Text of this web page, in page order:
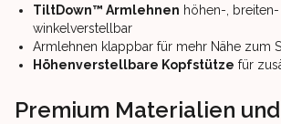
TiltDown™ Armlehnen höhen-, breiten-
winkelverstellbar
Armlehnen klappbar für mehr Nähe zum
Höhenverstellbare Kopfstütze für
Premium Materialien